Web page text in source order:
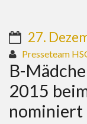
27.
Presseteam
B-
2015
nominiert